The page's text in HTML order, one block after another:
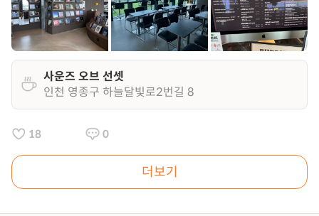
사운즈 오브 선셋
인천 영종구 하늘달빛로2번길 8
18 0
더보기